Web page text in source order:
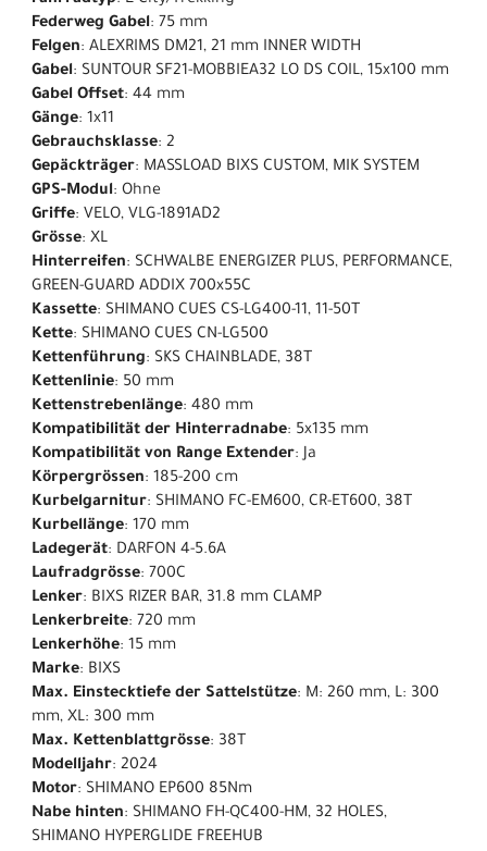
Federweg Gabel: 75 mm
Felgen: ALEXRIMS DM21, 21 mm INNER WIDTH
Gabel: SUNTOUR SF21-MOBBIEA32 LO DS COIL, 15x100 mm
Gabel Offset: 44 mm
Gänge: 1x11
Gebrauchsklasse: 2
Gepäckträger: MASSLOAD BIXS CUSTOM, MIK SYSTEM
GPS-Modul: Ohne
Griffe: VELO, VLG-1891AD2
Grösse: XL
Hinterreifen: SCHWALBE ENERGIZER PLUS, PERFORMANCE,
GREEN-GUARD ADDIX 700x55C
Kassette: SHIMANO CUES CS-LG400-11, 11-50T
Kette: SHIMANO CUES CN-LG500
Kettenführung: SKS CHAINBLADE, 38T
Kettenlinie: 50 mm
Kettenstrebenlänge: 480 mm
Kompatibilität der Hinterradnabe: 5x135 mm
Kompatibilität von Range Extender: Ja
Körpergrössen: 185-200 cm
Kurbelgarnitur: SHIMANO FC-EM600, CR-ET600, 38T
Kurbellänge: 170 mm
Ladegerät: DARFON 4-5.6A
Laufradgrösse: 700C
Lenker: BIXS RIZER BAR, 31.8 mm CLAMP
Lenkerbreite: 720 mm
Lenkerhöhe: 15 mm
Marke: BIXS
Max. Einstecktiefe der Sattelstütze: M: 260 mm, L: 300
mm, XL: 300 mm
Max. Kettenblattgrösse: 38T
Modelljahr: 2024
Motor: SHIMANO EP600 85Nm
Nabe hinten: SHIMANO FH-QC400-HM, 32 HOLES,
SHIMANO HYPERGLIDE FREEHUB